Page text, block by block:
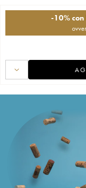
-10%